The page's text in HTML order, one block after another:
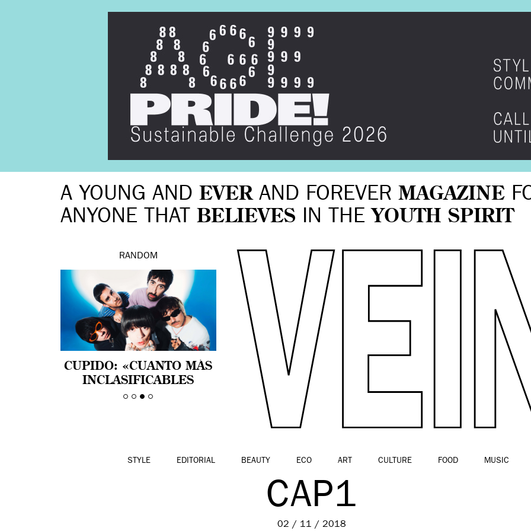
A YOUNG AND EVERAND FOREVER MAGAZINE
ANYONE THAT BELIEVES IN THE YOUTH SPIRIT
RANDOM
CUPIDO: «CUANTO MÁS
INCLASIFICABLES
SEAMOS, MEJOR NOS
NATALIA LACUNZA:
“APRENDER A
DISFRUTAR TAMBIÉN ES
STYLE EDITORIAL BEAUTY ECO ART CULTURE FOOD MUSIC
CAP1
02 / 11 / 2018